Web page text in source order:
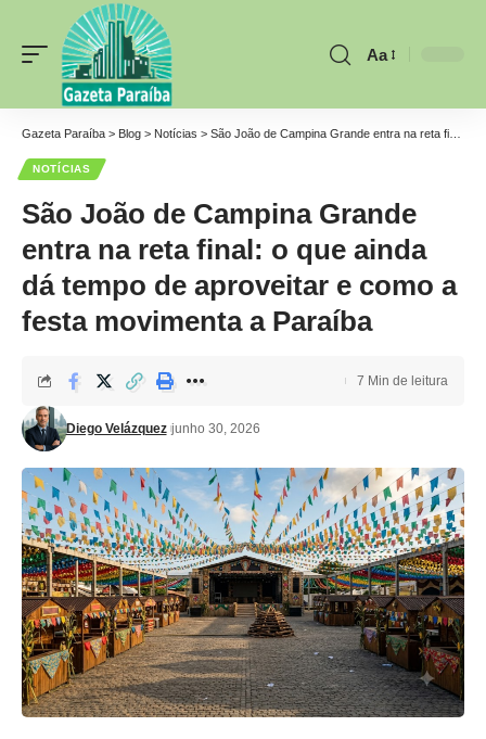
Font
Aa
Gazeta Paraíba > Blog > Notícias > São João de Campina Grande entra na reta final: o que ainda dá tempo de aproveitar e como a festa movimenta a Paraíba
NOTÍCIAS
São João de Campina Grande
entra na reta final: o que ainda
dá tempo de aproveitar e como a
festa movimenta a Paraíba
Diego Velázquez junho 30, 2026
7 Min de leitura